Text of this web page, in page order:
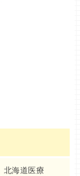
北海道医療